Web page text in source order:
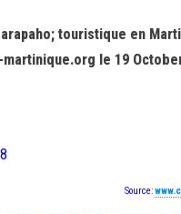
touristique en
le 19
Source: